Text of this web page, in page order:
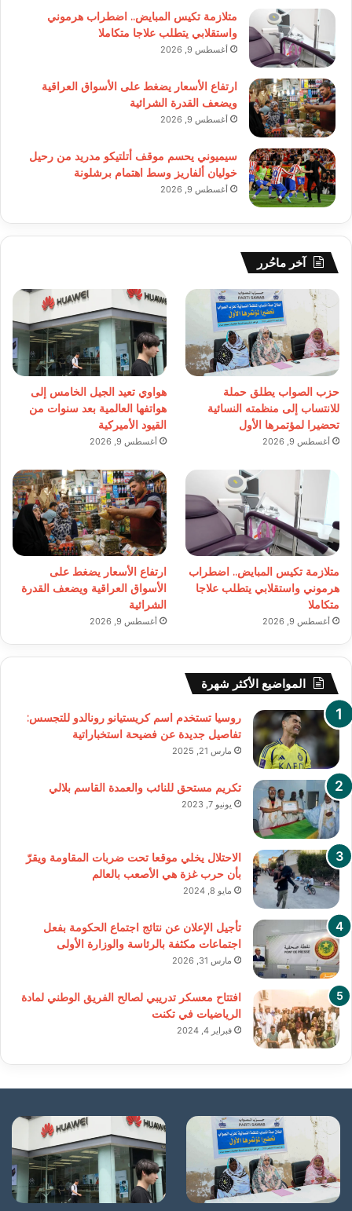
متلازمة تكيس المبايض.. اضطراب هرموني
واستقلابي يتطلب علاجا متكاملا
أغسطس 9, 2026
ارتفاع الأسعار يضغط على الأسواق العراقية
ويضعف القدرة الشرائية
أغسطس 9, 2026
سيميوني يحسم موقف أتلتيكو مدريد من رحيل
خوليان ألفاريز وسط اهتمام برشلونة
أغسطس 9, 2026
آخر ماحُرر
حزب الصواب يطلق حملة
للانتساب إلى منظمته النسائية
تحضيرا لمؤتمرها الأول
أغسطس 9, 2026
هواوي تعيد الجيل الخامس إلى
هواتفها العالمية بعد سنوات من
القيود الأميركية
أغسطس 9, 2026
متلازمة تكيس المبايض.. اضطراب
هرموني واستقلابي يتطلب علاجا
متكاملا
أغسطس 9, 2026
ارتفاع الأسعار يضغط على
الأسواق العراقية ويضعف القدرة
الشرائية
أغسطس 9, 2026
المواضيع الأكثر شهرة
روسيا تستخدم اسم كريستيانو رونالدو للتجسس:
تفاصيل جديدة عن فضيحة استخباراتية
مارس 21, 2025
تكريم مستحق للنائب والعمدة القاسم بلالي
يونيو 7, 2023
الاحتلال يخلي موقعا تحت ضربات المقاومة ويقرّ
بأن حرب غزة هي الأصعب بالعالم
مايو 8, 2024
تأجيل الإعلان عن نتائج اجتماع الحكومة بفعل
اجتماعات مكثفة بالرئاسة والوزارة الأولى
مارس 31, 2026
افتتاح معسكر تدريبي لصالح الفريق الوطني لمادة
الرياضيات في تكنت
فبراير 4, 2024